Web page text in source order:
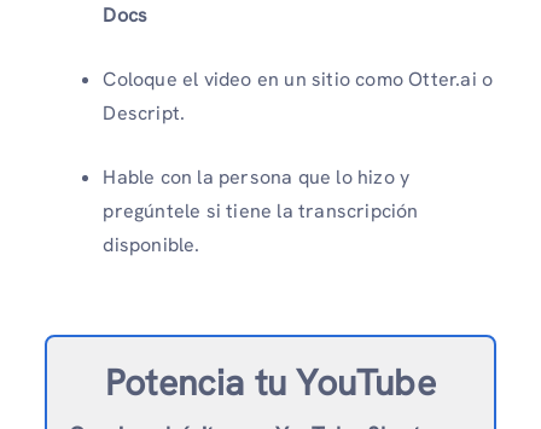
Docs
Coloque el video en un sitio como Otter.ai o
Descript.
Hable con la persona que lo hizo y
pregúntele si tiene la transcripción
disponible.
Potencia tu YouTube